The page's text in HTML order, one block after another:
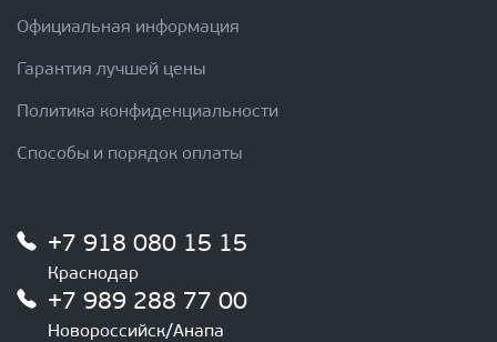
Официальная информация
Гарантия лучшей цены
Политика конфиденциальности
Способы и порядок оплаты
+7 918 080 15 15
Краснодар
+7 989 288 77 00
Новороссийск/Анапа